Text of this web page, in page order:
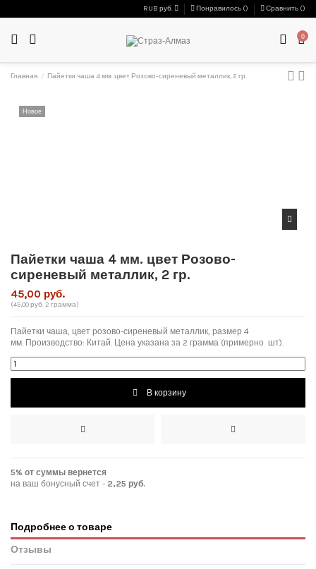
RUB руб. Понравилось () Сравнить ()
0
Главная Пайетки чаша 4 мм. цвет Розово-сиреневый металлик, 2 гр.
Новое
Пайетки чаша 4 мм. цвет Розово-
сиреневый металлик, 2 гр.
45,00 руб.
(45,00 руб. 2 грамма)
Пайетки чаша, цвет розово-сиреневый металлик, размер 4
мм. Производство: Китай. Цена указана за 2 грамма (примерно шт).
В корзину
5% от суммы вернется
на ваш бонусный счет - 2,25 руб.
Подробнее о товаре
Отзывы